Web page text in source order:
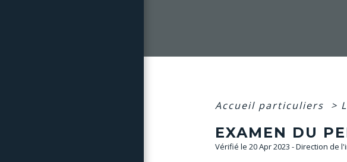
Accueil particuliers >
EXAMEN DU
Vérifié le 20 Apr 2023 - Direction